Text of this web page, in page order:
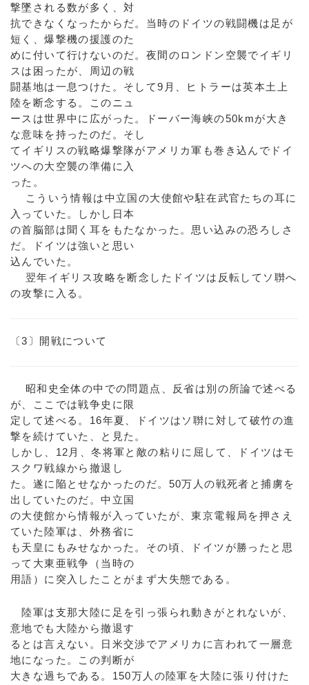
撃墜される数が多く、対
抗できなくなったからだ。当時のドイツの戦闘機は足が
短く、爆撃機の援護のた
めに付いて行けないのだ。夜間のロンドン空襲でイギリ
スは困ったが、周辺の戦
闘基地は一息つけた。そして9月、ヒトラーは英本土上
陸を断念する。このニュ
ースは世界中に広がった。ドーバー海峡の50kmが大き
な意味を持ったのだ。そし
てイギリスの戦略爆撃隊がアメリカ軍も巻き込んでドイ
ツへの大空襲の準備に入
った。
こういう情報は中立国の大使館や駐在武官たちの耳に
入っていた。しかし日本
の首脳部は聞く耳をもたなかった。思い込みの恐ろしさ
だ。ドイツは強いと思い
込んでいた。
翌年イギリス攻略を断念したドイツは反転してソ聨へ
の攻撃に入る。
〔3〕開戦について
昭和史全体の中での問題点、反省は別の所論で述べる
が、ここでは戦争史に限
定して述べる。16年夏、ドイツはソ聨に対して破竹の進
撃を続けていた、と見た。
しかし、12月、冬将軍と敵の粘りに屈して、ドイツはモ
スクワ戦線から撤退し
た。遂に陥とせなかったのだ。50万人の戦死者と捕虜を
出していたのだ。中立国
の大使館から情報が入っていたが、東京電報局を押さえ
ていた陸軍は、外務省に
も天皇にもみせなかった。その頃、ドイツが勝ったと思
って大東亜戦争（当時の
用語）に突入したことがまず大失態である。
陸軍は支那大陸に足を引っ張られ動きがとれないが、
意地でも大陸から撤退す
るとは言えない。日米交渉でアメリカに言われて一層意
地になった。この判断が
大きな過ちである。150万人の陸軍を大陸に張り付けた